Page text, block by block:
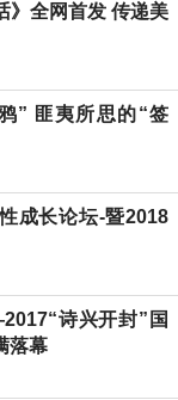
》全网首发 传递美
” 匪夷所思的“签
成长论坛-暨2018
诗兴开封”国
落幕